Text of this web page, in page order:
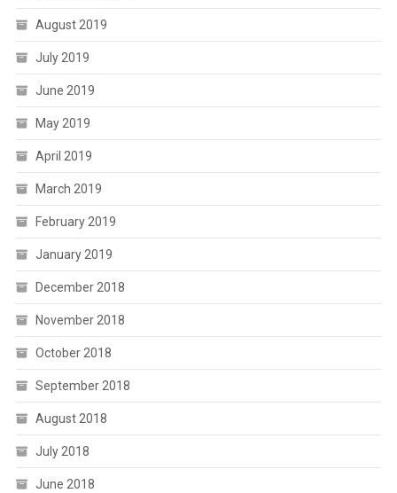
August 2019
July 2019
June 2019
May 2019
April 2019
March 2019
February 2019
January 2019
December 2018
November 2018
October 2018
September 2018
August 2018
July 2018
June 2018